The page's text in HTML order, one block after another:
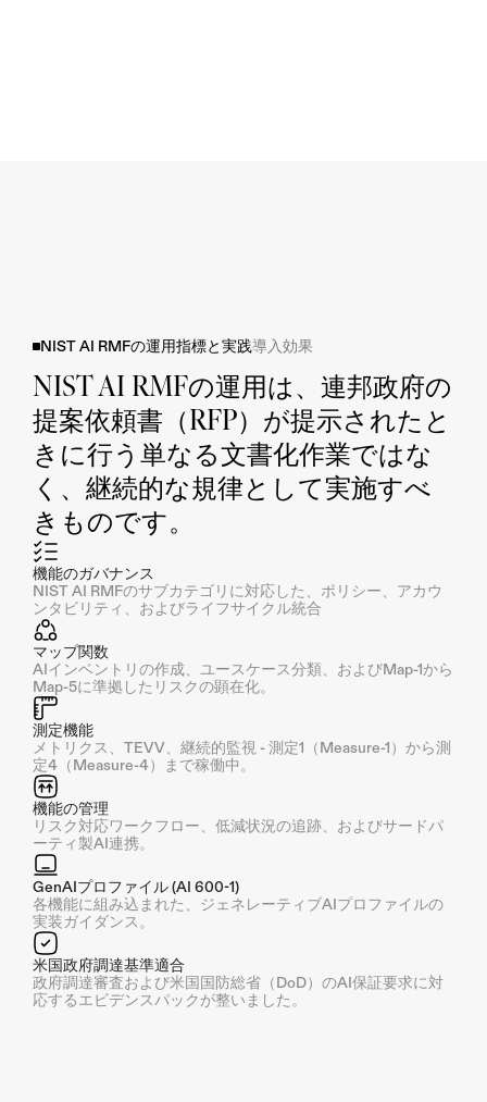
NIST AI RMFの運用指標と実践導入効果
NIST AI RMFの運用は、連邦政府の
提案依頼書（RFP）が提示されたと
きに行う単なる文書化作業ではな
く、継続的な規律として実施すべ
きものです。
機能のガバナンス
NIST AI RMFのサブカテゴリに対応した、ポリシー、アカウ
ンタビリティ、およびライフサイクル統合
マップ関数
AIインベントリの作成、ユースケース分類、およびMap-1から
Map-5に準拠したリスクの顕在化。
測定機能
メトリクス、TEVV、継続的監視 - 測定1（Measure-1）から測
定4（Measure-4）まで稼働中。
機能の管理
リスク対応ワークフロー、低減状況の追跡、およびサードパ
ーティ製AI連携。
GenAIプロファイル (AI 600-1)
各機能に組み込まれた、ジェネレーティブAIプロファイルの
実装ガイダンス。
米国政府調達基準適合
政府調達審査および米国国防総省（DoD）のAI保証要求に対
応するエビデンスパックが整いました。